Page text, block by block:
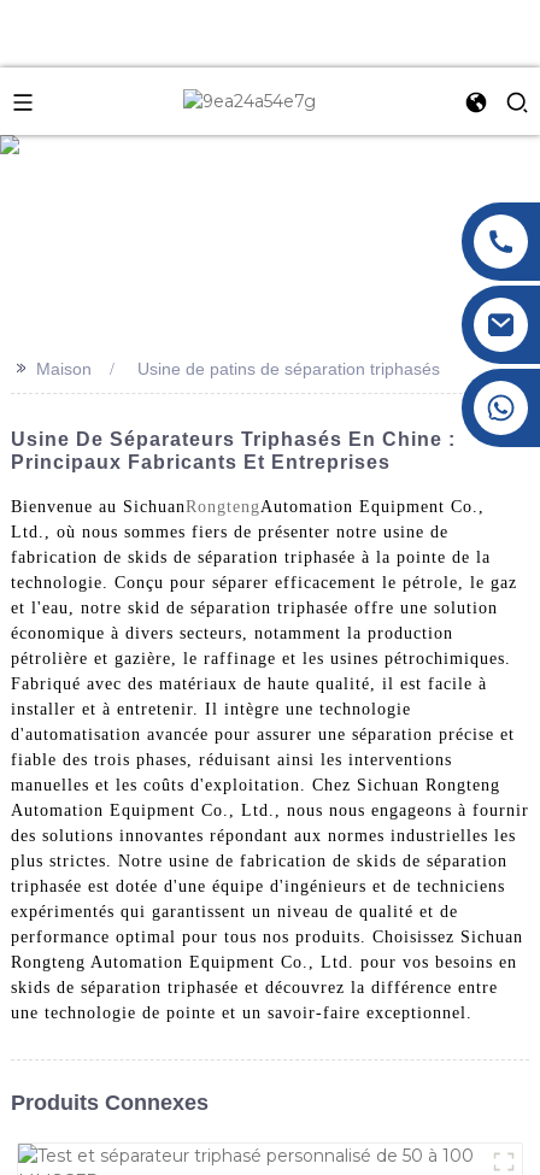
+86 177 8117 4421
+86 138 8076 0589
>> Maison Usine de patins de séparation triphasés
Usine De Séparateurs Triphasés En Chine :
Principaux Fabricants Et Entreprises
Bienvenue au SichuanRongtengAutomation Equipment Co.,
Ltd., où nous sommes fiers de présenter notre usine de
fabrication de skids de séparation triphasée à la pointe de la
technologie. Conçu pour séparer efficacement le pétrole, le gaz
et l'eau, notre skid de séparation triphasée offre une solution
économique à divers secteurs, notamment la production
pétrolière et gazière, le raffinage et les usines pétrochimiques.
Fabriqué avec des matériaux de haute qualité, il est facile à
installer et à entretenir. Il intègre une technologie
d'automatisation avancée pour assurer une séparation précise et
fiable des trois phases, réduisant ainsi les interventions
manuelles et les coûts d'exploitation. Chez Sichuan Rongteng
Automation Equipment Co., Ltd., nous nous engageons à fournir
des solutions innovantes répondant aux normes industrielles les
plus strictes. Notre usine de fabrication de skids de séparation
triphasée est dotée d'une équipe d'ingénieurs et de techniciens
expérimentés qui garantissent un niveau de qualité et de
performance optimal pour tous nos produits. Choisissez Sichuan
Rongteng Automation Equipment Co., Ltd. pour vos besoins en
skids de séparation triphasée et découvrez la différence entre
une technologie de pointe et un savoir-faire exceptionnel.
Produits Connexes